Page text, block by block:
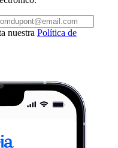
nuestra Política de